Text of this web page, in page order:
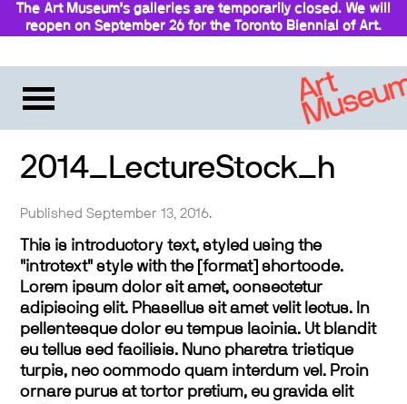
The Art Museum’s galleries are temporarily closed. We will
reopen on September 26 for the Toronto Biennial of Art.
2014_LectureStock_h
Published September 13, 2016.
This is introductory text, styled using the
"introtext" style with the [format] shortcode.
Lorem ipsum dolor sit amet, consectetur
adipiscing elit. Phasellus sit amet velit lectus. In
pellentesque dolor eu tempus lacinia. Ut blandit
eu tellus sed facilisis. Nunc pharetra tristique
turpis, nec commodo quam interdum vel. Proin
ornare purus at tortor pretium, eu gravida elit